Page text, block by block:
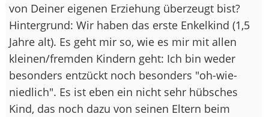
von Deiner eigenen Erziehung überzeugt bist?
Hintergrund: Wir haben das erste Enkelkind (1,5
Jahre alt). Es geht mir so, wie es mir mit allen
kleinen/fremden Kindern geht: Ich bin weder
besonders entzückt noch besonders "oh-wie-
niedlich". Es ist eben ein nicht sehr hübsches
Kind, das noch dazu von seinen Eltern beim